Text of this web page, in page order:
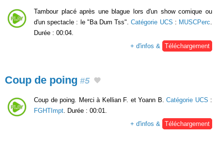
Tambour placé après une blague lors d'un show comique ou
d'un spectacle : le "Ba Dum Tss".Catégorie UCS : MUSCPerc.
Durée : 00:04.
+ d'infos & Téléchargement
Coup de poing #5
Coup de poing. Merci à Kellian F. et Yoann B. Catégorie UCS :
FGHTImpt . Durée : 00:01.
+ d'infos &
Téléchargement